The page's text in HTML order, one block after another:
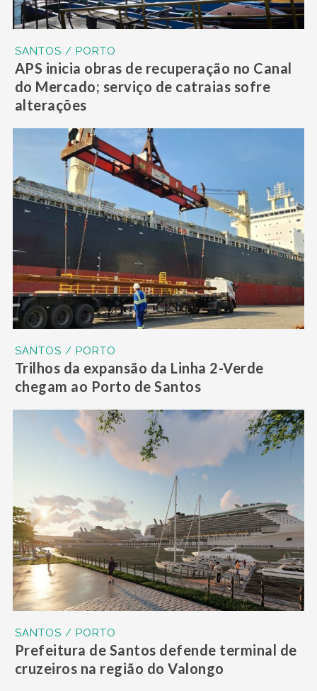
SANTOS / PORTO
APS inicia obras de recuperação no Canal
do Mercado; serviço de catraias sofre
alterações
SANTOS / PORTO
Trilhos da expansão da Linha 2-Verde
chegam ao Porto de Santos
SANTOS / PORTO
Prefeitura de Santos defende terminal de
cruzeiros na região do Valongo